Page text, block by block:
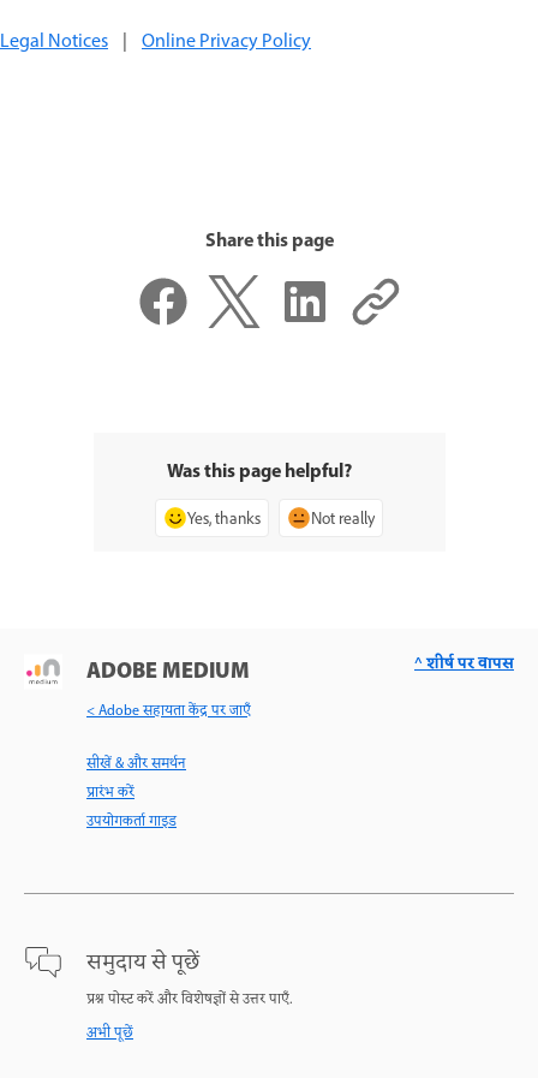
Legal Notices | Online Privacy Policy
Share this page
Was this page helpful?
Yes, thanks Not really
ADOBE MEDIUM
< Adobe सहायता केंद्र पर जाएँ
सीखें & और समर्थन
प्रारंभ करें
उपयोगकर्ता गाइड
समुदाय से पूछें
प्रश्न पोस्ट करें और विशेषज्ञों से उत्तर पाएँ.
अभी पूछें
^ शीर्ष पर वापस